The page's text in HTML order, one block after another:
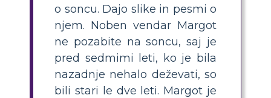
o soncu. Dajo slike in pesmi o
njem. Noben vendar Margot
ne pozabite na soncu, saj je
pred sedmimi leti, ko je bila
nazadnje nehalo deževati, so
bili stari le dve leti. Margot je